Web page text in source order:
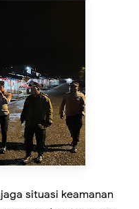
situasi keamanan